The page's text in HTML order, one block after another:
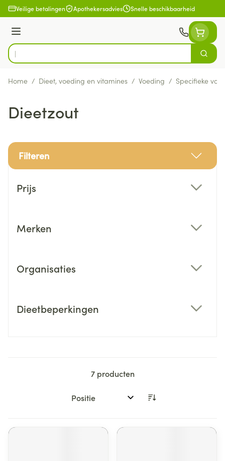
Ga naar de inhoud
Veilige betalingen Apothekersadvies Snelle beschikbaarheid
Menu
Product, merk, categorie...
Zoek
Home / Dieet, voeding en vitamines / Voeding / Specifieke
Dieetzout
Filteren
Prijs
Merken
Organisaties
Dieetbeperkingen
7producten
Sorteer op: